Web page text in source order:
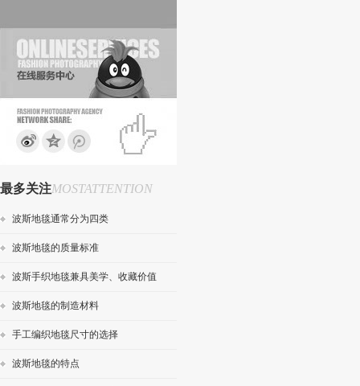
最多关注MOSTATTENTION
波斯地毯通常分为四类
波斯地毯的质量标准
波斯手织地毯兼具美学、收藏价值
波斯地毯的制造材料
手工编织地毯尺寸的选择
波斯地毯的特点